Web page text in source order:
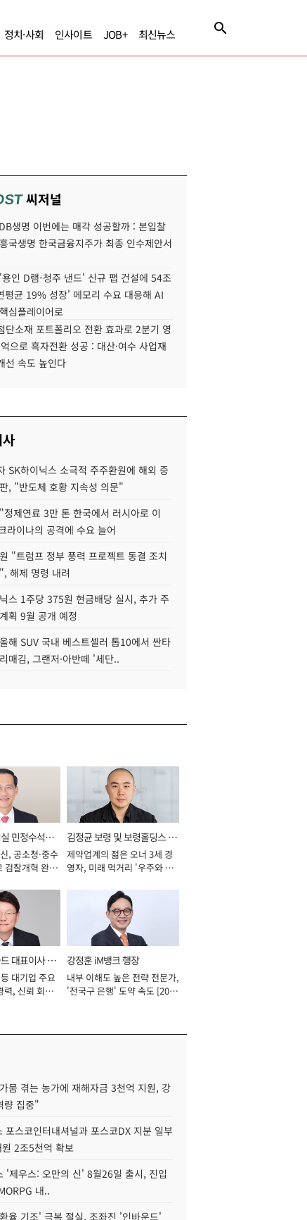
정치·사회 인사이트 JOB+ 최신뉴스
씨저널
생명 이번에는 매각 성공할까 : 본입찰
국생명 한국금융지주가 최종 인수제안서
인 D램-청주 낸드' 신규 팹 건설에 54조
평균 19% 성장' 메모리 수요 대응해 AI
심플레이어로
단소재 포트폴리오 전환 효과로 2분기 영
으로 흑자전환 성공 : 대산·여수 사업재
선 속도 높인다
SK하이닉스 소극적 주주환원에 해외 증
, "반도체 호황 지속성 의문"
제연료 3만 톤 한국에서 러시아로 이
라이나의 공격에 수요 늘어
"트럼프 정부 풍력 프로젝트 동결 조치
해제 명령 내려
스 1주당 375원 현금배당 실시, 추가 주
획 9월 공개 예정
해 SUV 국내 베스트셀러 톱10에서 싼타
매김, 그랜저·아반떼 '세단..
민정수석비
, 공소청·중수
검찰개혁 완수
김정균 보령 및 보령홀딩스 대
표이사 사장
제약업계의 젊은 오너 3세 경
영자, 미래 먹거리 '우주와 헬
대표이사 사
대기업 주요
력, 신뢰 회복
강정훈 iM뱅크 행장
내부 이해도 높은 전략 전문가,
'전국구 은행' 도약 속도 [2026
뭄 겪는 농가에 재해자금 3천억 지원, 강
량 집중"
포스코인터내셔널과 포스코DX 지분 일부
2조5천억 확보
'제우스: 오만의 신' 8월26일 출시, 진입
내..
율 기조' 극복 절실, 조좌진 '인바운드'